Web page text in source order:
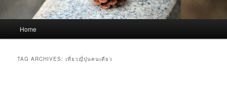
Home
TAG ARCHIVES:เที่ยวญี่ปุ่นคนเดียว